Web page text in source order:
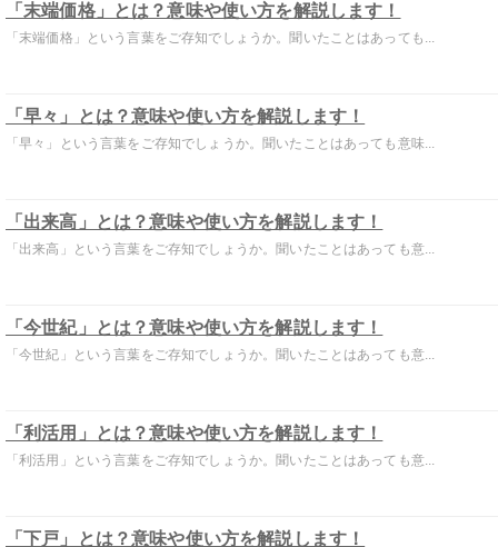
「末端価格」とは？意味や使い方を解説します！
「末端価格」という言葉をご存知でしょうか。聞いたことはあっても...
「早々」とは？意味や使い方を解説します！
「早々」という言葉をご存知でしょうか。聞いたことはあっても意味...
「出来高」とは？意味や使い方を解説します！
「出来高」という言葉をご存知でしょうか。聞いたことはあっても意...
「今世紀」とは？意味や使い方を解説します！
「今世紀」という言葉をご存知でしょうか。聞いたことはあっても意...
「利活用」とは？意味や使い方を解説します！
「利活用」という言葉をご存知でしょうか。聞いたことはあっても意...
「下戸」とは？意味や使い方を解説します！